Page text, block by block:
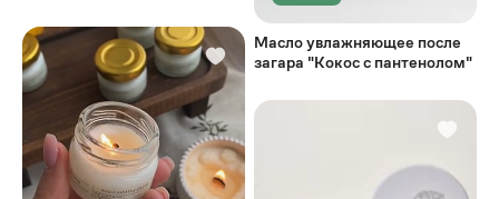
Масло увлажняющее после
загара "Кокос с пантенолом"